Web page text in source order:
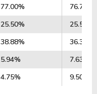
77.00%
76.79%
25.50%
25.57%
38.88%
36.35%
5.94%
7.63%
4.75% 9.50%